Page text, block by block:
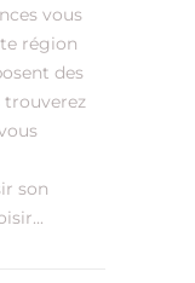
vous
région
des
trouverez
son